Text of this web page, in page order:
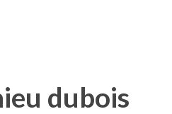
dubois